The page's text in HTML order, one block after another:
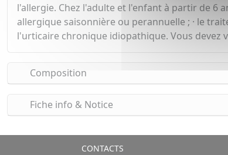
l'allergie. Chez l'adulte et l'enfant à partir de 6
allergique saisonnière ou perannuelle ; · le
l'urticaire chronique idiopathique. Vous devez
Composition
Fiche info & Notice
CONTACTS